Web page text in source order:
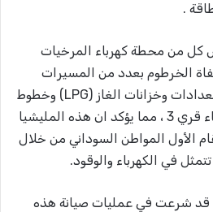
.
من محطة كهرباء المرخيات
الخرطوم بعدد من المسيرات
ركزت على مركز التحكم والعدادات وخزانات الغاز (LPG) وخطوط
الوقود الرابطة محطة كهرباء قري 3 ، مما يؤكد ان هذه المليشيا
الأول المواطن السوداني من خلال
في الكهرباء والوقود.
قد شرعت في عمليات صيانة هذه